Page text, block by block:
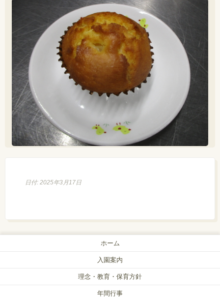
日付: 2025年3月17日
ホーム
入園案内
理念・教育・保育方針
年間行事